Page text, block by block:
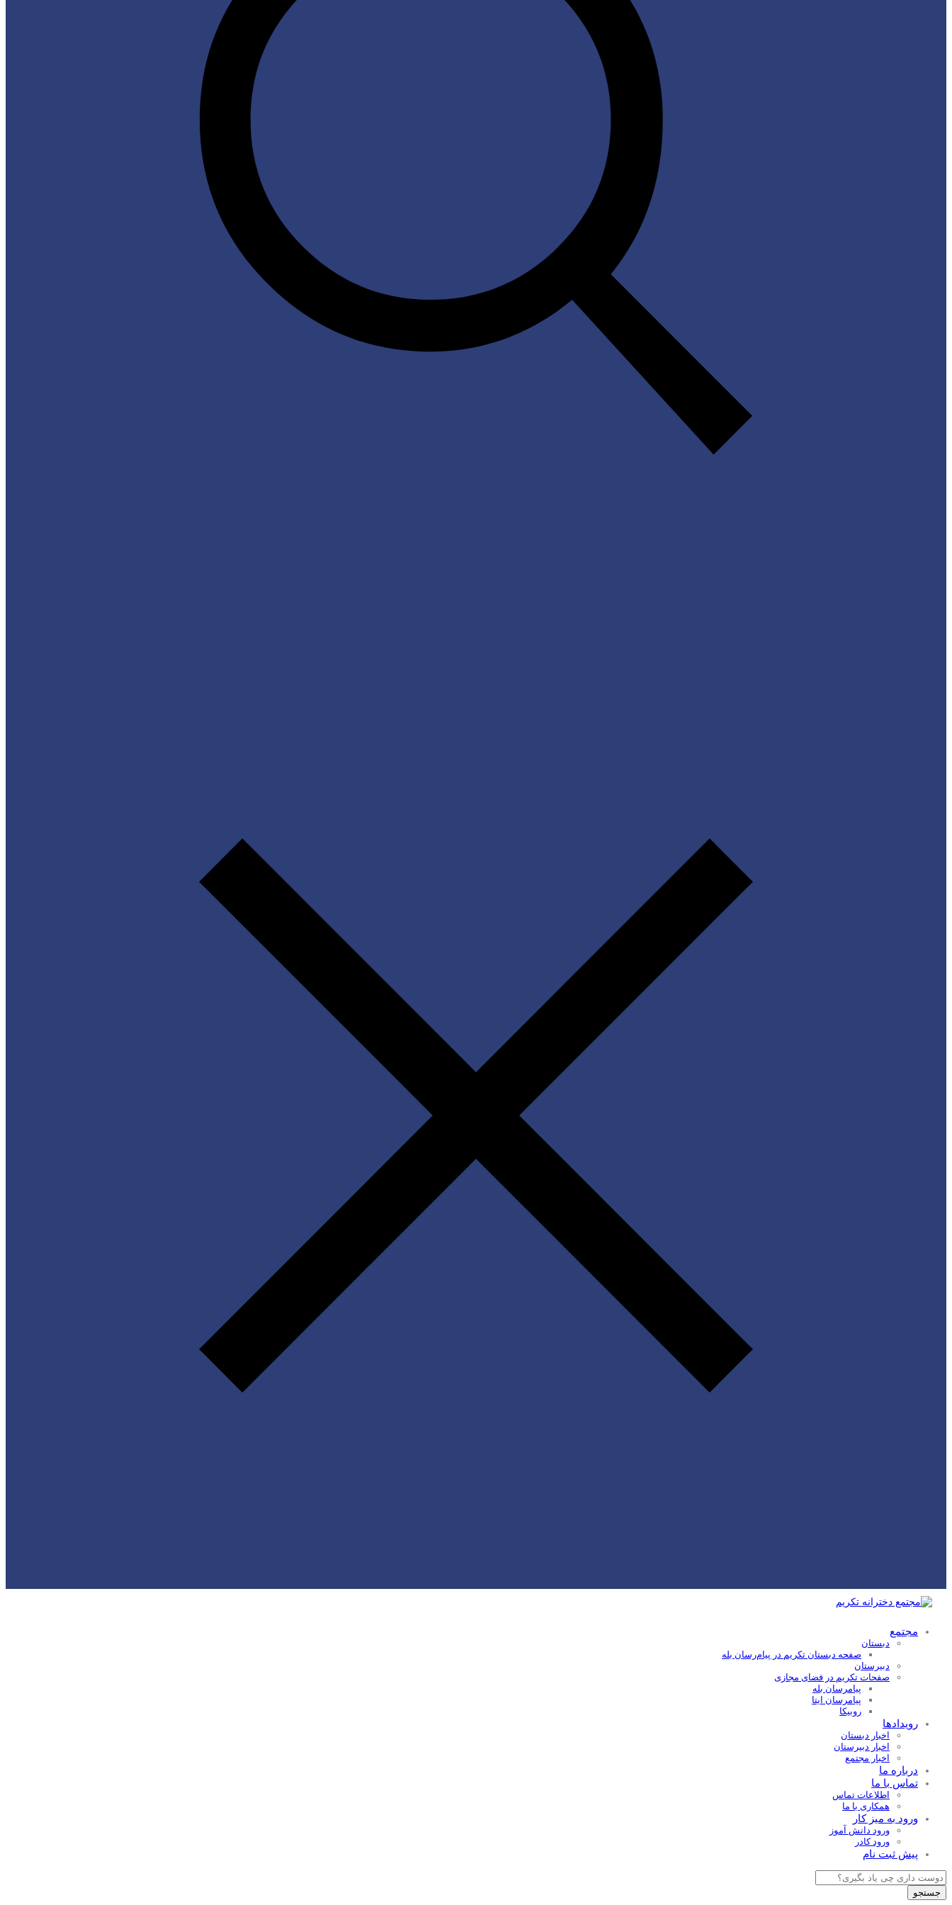
مجتمع
دبستان
صفحه دبستان تکریم در پیام‌رسان بله
دبیرستان
صفحات تکریم در فضای مجازی
پیامرسان بله
پیامرسان ایتا
روبیکا
رویدادها
اخبار دبستان
اخبار دبیرستان
اخبار مجتمع
درباره ما
تماس با ما
اطلاعات تماس
همکاری با ما
ورود به میز کار
ورود دانش آموز
ورود کادر
پیش ثبت نام
Products
search
جستجو